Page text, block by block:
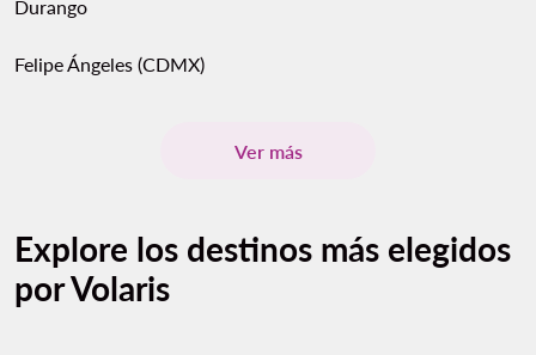
Durango
Felipe Ángeles (CDMX)
Ver más
Explore los destinos más elegidos
por Volaris